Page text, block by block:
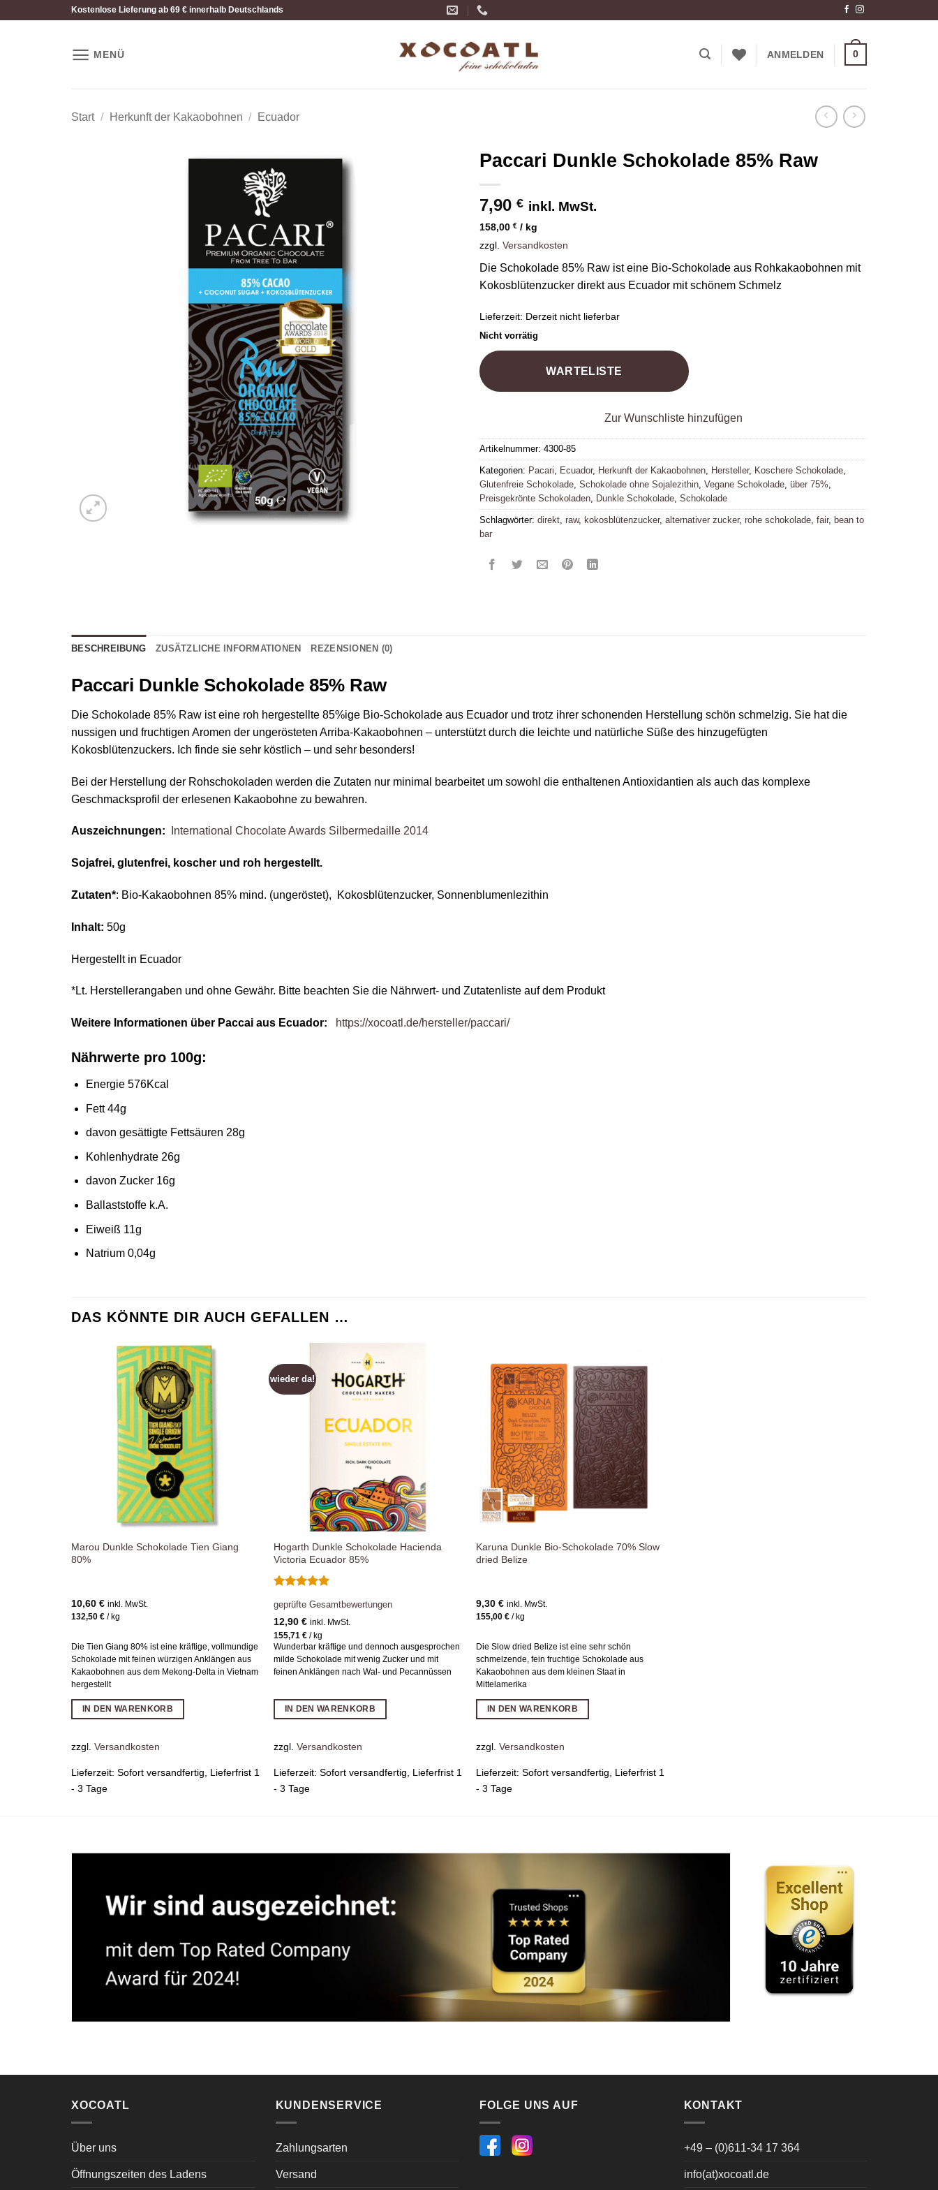
Kostenlose Lieferung ab 69 € innerhalb Deutschlands
MENÜ ANMELDEN 0
Start / Herkunft der Kakaobohnen / Ecuador
Paccari Dunkle Schokolade 85% Raw
7,90 € inkl. MwSt.
158,00 € / kg
zzgl. Versandkosten
Die Schokolade 85% Raw ist eine Bio-Schokolade aus Rohkakaobohnen mit
Kokosblütenzucker direkt aus Ecuador mit schönem Schmelz
Lieferzeit: Derzeit nicht lieferbar
Nicht vorrätig
WARTELISTE
Zur Wunschliste hinzufügen
Artikelnummer: 4300-85
Kategorien: Pacari, Ecuador, Herkunft der Kakaobohnen, Hersteller, Koschere Schokolade,
Glutenfreie Schokolade, Schokolade ohne Sojalezithin, Vegane Schokolade, über 75%,
Preisgekrönte Schokoladen, Dunkle Schokolade, Schokolade
Schlagwörter: direkt, raw, kokosblütenzucker, alternativer zucker, rohe schokolade, fair, bean to
bar
BESCHREIBUNG ZUSÄTZLICHE INFORMATIONEN REZENSIONEN (0)
Paccari Dunkle Schokolade 85% Raw
Die Schokolade 85% Raw ist eine roh hergestellte 85%ige Bio-Schokolade aus Ecuador und trotz ihrer schonenden Herstellung schön schmelzig. Sie hat die
nussigen und fruchtigen Aromen der ungerösteten Arriba-Kakaobohnen – unterstützt durch die leichte und natürliche Süße des hinzugefügten
Kokosblütenzuckers. Ich finde sie sehr köstlich – und sehr besonders!
Bei der Herstellung der Rohschokoladen werden die Zutaten nur minimal bearbeitet um sowohl die enthaltenen Antioxidantien als auch das komplexe
Geschmacksprofil der erlesenen Kakaobohne zu bewahren.
Auszeichnungen: International Chocolate Awards Silbermedaille 2014
Sojafrei, glutenfrei, koscher und roh hergestellt.
Zutaten*: Bio-Kakaobohnen 85% mind. (ungeröstet), Kokosblütenzucker, Sonnenblumenlezithin
Inhalt: 50g
Hergestellt in Ecuador
*Lt. Herstellerangaben und ohne Gewähr. Bitte beachten Sie die Nährwert- und Zutatenliste auf dem Produkt
Weitere Informationen über Paccai aus Ecuador: https://xocoatl.de/hersteller/paccari/
Nährwerte pro 100g:
Energie 576Kcal
Fett 44g
davon gesättigte Fettsäuren 28g
Kohlenhydrate 26g
davon Zucker 16g
Ballaststoffe k.A.
Eiweiß 11g
Natrium 0,04g
DAS KÖNNTE DIR AUCH GEFALLEN …
Wunschliste
hinzufügen
Marou Dunkle Schokolade Tien Giang
80%
10,60 € inkl. MwSt.
132,50 €/ kg
Die Tien Giang 80% ist eine kräftige, vollmundige
Schokolade mit feinen würzigen Anklängen aus
Kakaobohnen aus dem Mekong-Delta in Vietnam
hergestellt
IN DEN WARENKORB
zzgl. Versandkosten
Lieferzeit: Sofort versandfertig, Lieferfrist 1
- 3 Tage
wieder da!
Hogarth Dunkle Schokolade Hacienda
Victoria Ecuador 85%
mit5von
5
geprüfte Gesamtbewertungen
12,90 € inkl. MwSt.
155,71 €/ kg
Wunderbar kräftige und dennoch ausgesprochen
milde Schokolade mit wenig Zucker und mit
feinen Anklängen nach Wal- und Pecannüssen
IN DEN WARENKORB
zzgl. Versandkosten
Lieferzeit: Sofort versandfertig, Lieferfrist 1
- 3 Tage
Zur
Wunschliste
hinzufügen
Karuna Dunkle Bio-Schokolade 70% Slow
dried Belize
9,30 € inkl. MwSt.
155,00 €/ kg
Die Slow dried Belize ist eine sehr schön
schmelzende, fein fruchtige Schokolade aus
Kakaobohnen aus dem kleinen Staat in
Mittelamerika
IN DEN WARENKORB
zzgl. Versandkosten
Lieferzeit: Sofort versandfertig, Lieferfrist 1
- 3 Tage
XOCOATL
Über uns
Öffnungszeiten des Ladens
KUNDENSERVICE
Zahlungsarten
Versand
FOLGE UNS AUF KONTAKT
+49 – (0)611-34 17 364
info(at)xocoatl.de